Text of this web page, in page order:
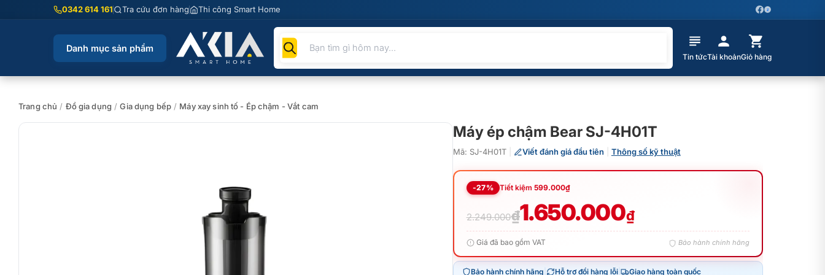
0342 614 161 Tra cứu đơn hàng Thi công Smart Home Z
Danh mục sản phẩm
Tìm
kiếm
sản
phẩm
Tin tứcTài khoảnGiỏ hàng
Trang chủ / Đồ gia dụng /Gia dụng bếp/ Máy xay sinh tố - Ép chậm - Vắt cam
Máy ép chậm Bear SJ-4H01T
Mã: SJ-4H01T Viết đánh giá đầu tiên Thông số kỹ thuật
-27% Tiết kiệm599.000₫
2.249.000₫
Giá
gốc
là:
1.650.000₫
Giá
hiện
tại
Giá đã bao gồm VAT Bảo hành chính hãng
Bảo hành chính hãng Hỗ trợ đổi hàng lỗi| Giao hàng toàn quốc